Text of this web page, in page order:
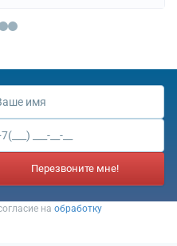
Перезвоните мне!
на обработку